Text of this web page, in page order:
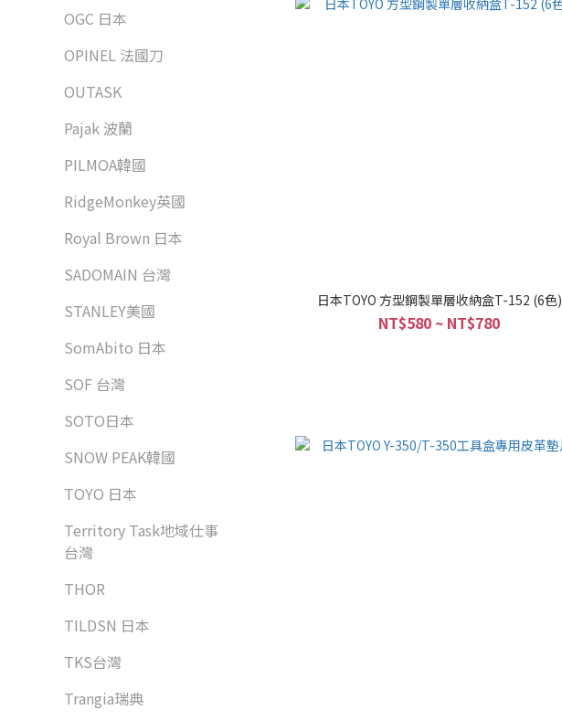
OGC 日本
OPINEL 法國刀
OUTASK
Pajak 波蘭
PILMOA韓國
RidgeMonkey英國
Royal Brown 日本
SADOMAIN 台灣
STANLEY美國
SomAbito 日本
SOF 台灣
SOTO日本
SNOW PEAK韓國
TOYO 日本
Territory Task地域仕事
台灣
THOR
TILDSN 日本
TKS台灣
Trangia瑞典
日本TOYO 方型鋼製單層收納盒T-152 (6色)
NT$580 ~ NT$780